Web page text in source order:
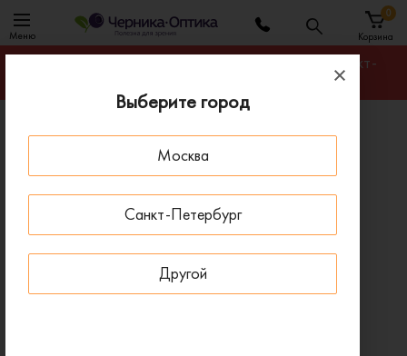
Выберите город
Москва
Санкт-Петербург
Другой
Меню Корзина
0
Гарантируем лучшую цену на любую оправу в Санкт-
Главная
Солнцезащитные очки
Солнцезащитные очки DAVIDOFF DAPS100 03R
ПОД ЗАКАЗ